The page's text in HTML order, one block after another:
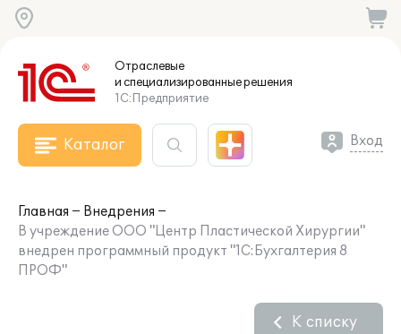
Отраслевые
и специализированныерешения
1С:Предприятие
Каталог Вход
Главная
Внедрения
В учреждение ООО "Центр Пластической Хирургии"
внедрен программный продукт "1С:Бухгалтерия 8
ПРОФ"
К списку